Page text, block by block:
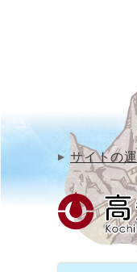
サイトの